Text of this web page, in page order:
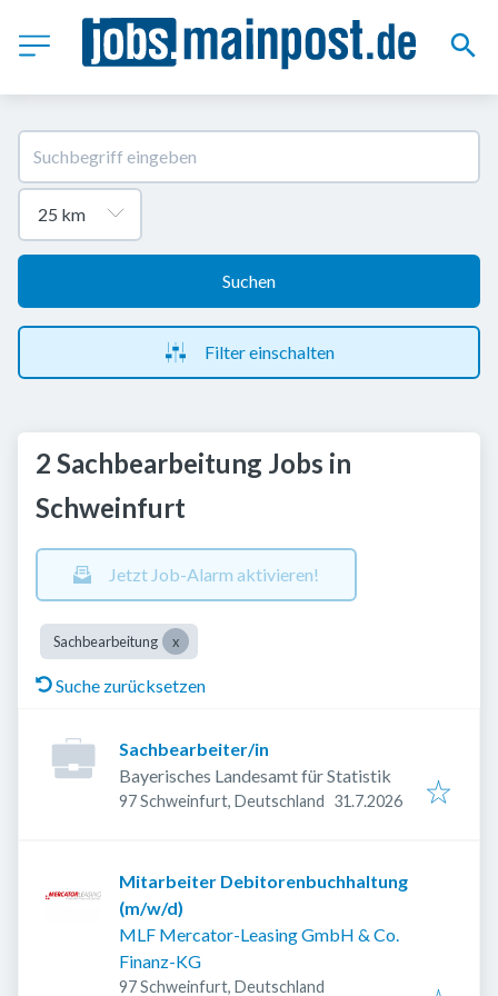
Suchen
Filter einschalten
2 Sachbearbeitung Jobs in
Schweinfurt
Jetzt Job-Alarm aktivieren!
Sachbearbeitung
Suche zurücksetzen
Sachbearbeiter/in
Bayerisches Landesamt für Statistik
97 Schweinfurt, Deutschland Veröffentlicht:
31.7.2026
Mitarbeiter Debitorenbuchhaltung
(m/w/d)
MLF Mercator-Leasing GmbH & Co.
Finanz-KG
97 Schweinfurt, Deutschland